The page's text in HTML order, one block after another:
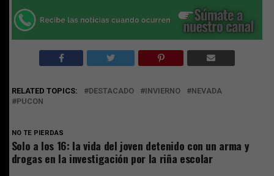
RELATED TOPICS: DESTACADO INVIERNO
NEVADA
PUCON
NO TE PIERDAS
Solo a los 16: la vida del joven detenido con un arma y
drogas en la investigación por la riña escolar